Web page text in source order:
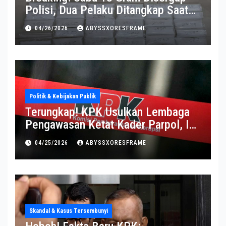
Polisi, Dua Pelaku Ditangkap Saat
Operasi Berlangsung Di Tempat
04/26/2026 ABYSSXORESFRAME
Politik & Kebijakan Publik
Terungkap! KPK Usulkan Lembaga
Pengawasan Ketat Kader Parpol, Ini
Alasannya
04/25/2026 ABYSSXORESFRAME
Skandal & Kasus Tersembunyi